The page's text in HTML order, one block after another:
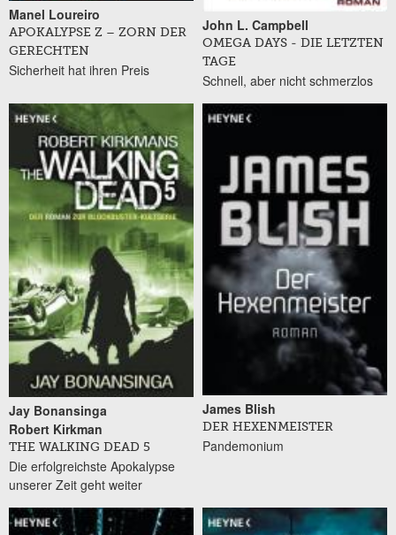
Manel Loureiro
APOKALYPSE Z – ZORN DER
GERECHTEN
Sicherheit hat ihren Preis
John L. Campbell
OMEGA DAYS - DIE LETZTEN
TAGE
Schnell, aber nicht schmerzlos
Jay Bonansinga
Robert Kirkman
THE WALKING DEAD 5
Die erfolgreichste Apokalypse
unserer Zeit geht weiter
James Blish
DER HEXENMEISTER
Pandemonium